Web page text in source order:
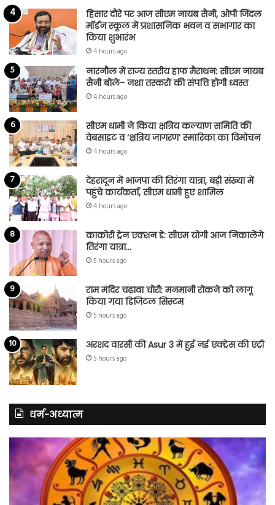
हिसार दौरे पर आज सीएम नायब सैनी, ओपी जिंदल
मॉर्डन स्कूल में प्रशासनिक भवन व सभागार का
किया शुभारंभ
4 hours ago
नारनौल में राज्य स्तरीय हाफ मैराथन: सीएम नायब
सैनी बोले- नशा तस्करों की संपत्ति होगी ध्वस्त
4 hours ago
सीएम धामी ने किया क्षत्रिय कल्याण समिति की
वेबसाइट व ‘क्षत्रिय जागरण’ स्मारिका का विमोचन
4 hours ago
देहरादून में भाजपा की तिरंगा यात्रा, बड़ी संख्या में
पहुंचे कार्यकर्ता, सीएम धामी हुए शामिल
4 hours ago
काकोरी ट्रेन एक्शन डे: सीएम योगी आज निकालेंगे
तिरंगा यात्रा…
5 hours ago
राम मंदिर चढ़ावा चोरी: मनमानी रोकने को लागू
किया गया डिजिटल सिस्टम
5 hours ago
अरशद वारसी की Asur 3 में हुई नई एक्ट्रेस की एंट्री
5 hours ago
धर्म-अध्यात्म